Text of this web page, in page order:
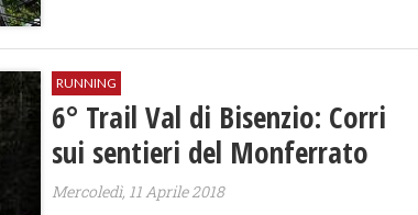
RUNNING
6° Trail Val di Bisenzio: Corri
sui sentieri del Monferrato
Mercoledì, 11 Aprile 2018